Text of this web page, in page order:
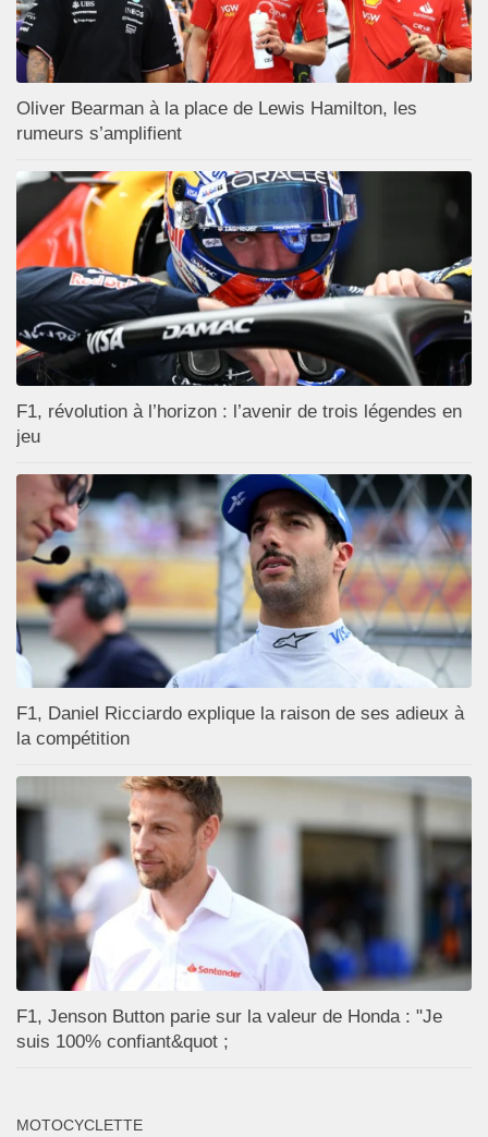
Oliver Bearman à la place de Lewis Hamilton, les
rumeurs s’amplifient
F1, révolution à l’horizon : l’avenir de trois légendes en
jeu
F1, Daniel Ricciardo explique la raison de ses adieux à
la compétition
F1, Jenson Button parie sur la valeur de Honda : "Je
suis 100% confiant&quot ;
MOTOCYCLETTE